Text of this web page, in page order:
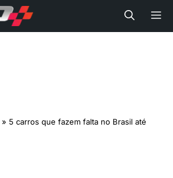
» 5 carros que fazem falta no Brasil até